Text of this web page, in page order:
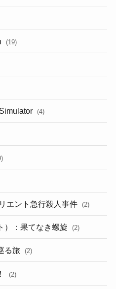
(19)
(4)
エント急行殺人事件 (2)
）：果てなき螺旋 (2)
る旅 (2)
(2)